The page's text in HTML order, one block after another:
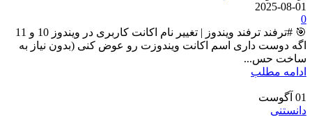
2025-08-01
0
🎯 #ترفند ترفند ویندوز | تغییر نام اکانت کاربری در ویندوز 10 و 11
اگه دوست داری اسم اکانت ویندوزت رو عوض کنی (بدون نیاز به
ساخت حس...
ادامه مطلب
01 آگوست
دانستنی